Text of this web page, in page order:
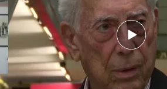
Miguel Barroso
14 ABR 2025 - 14:22h.
El genio de la literatura, Mario
fallece a los 89 años en Perú